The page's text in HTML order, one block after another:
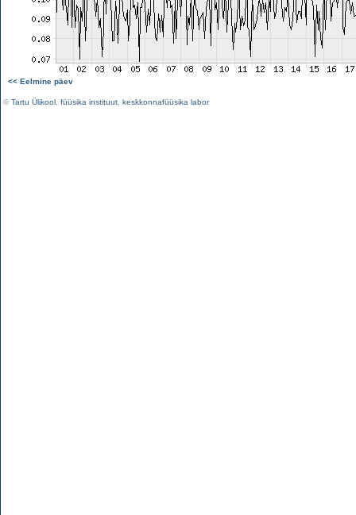
<< Eelmine päev
©Tartu Ülikool füüsika instituut keskkonnafüüsika labor